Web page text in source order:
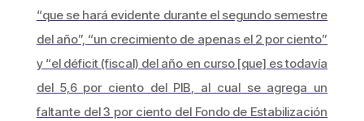
“que se hará evidente durante el segundo semestre
del año”, “un crecimiento de apenas el 2 por ciento”
y “el déficit (fiscal) del año en curso [que] es todavía
del 5,6 por ciento del PIB, al cual se agrega un
faltante del 3 por ciento del Fondo de Estabilización